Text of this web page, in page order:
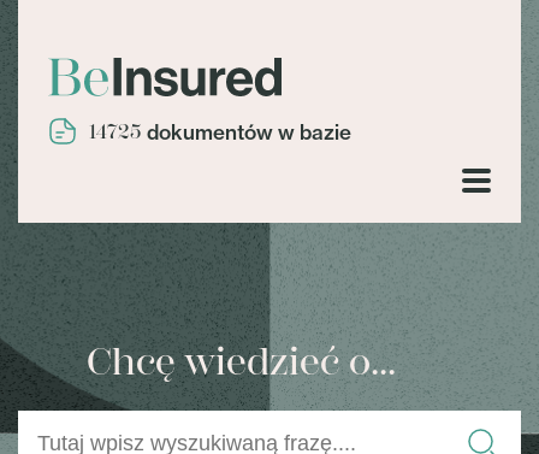
14725 dokumentów w bazie
Chcę wiedzieć o...